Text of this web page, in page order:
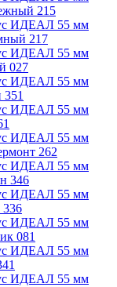
215
ИДЕАЛ 55 мм
217
ИДЕАЛ 55 мм
027
ИДЕАЛ 55 мм
ИДЕАЛ 55 мм
ИДЕАЛ 55 мм
262
ИДЕАЛ 55 мм
346
ИДЕАЛ 55 мм
336
ИДЕАЛ 55 мм
081
ИДЕАЛ 55 мм
ИДЕАЛ 55 мм